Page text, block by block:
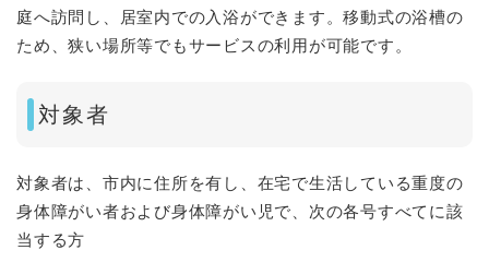
庭へ訪問し、居室内での入浴ができます。移動式の浴槽の
ため、狭い場所等でもサービスの利用が可能です。
対象者
対象者は、市内に住所を有し、在宅で生活している重度の
身体障がい者および身体障がい児で、次の各号すべてに該
当する方